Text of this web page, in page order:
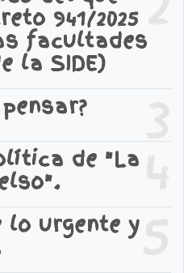
941/2025
facultades
la SIDE)
3
4
de "La
5
lo urgente y